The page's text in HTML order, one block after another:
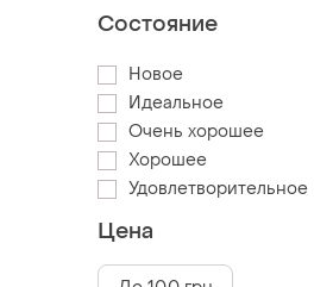
Состояние
Новое
Идеальное
Очень хорошее
Хорошее
Удовлетворительное
Цена